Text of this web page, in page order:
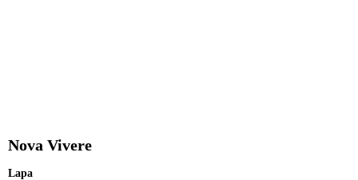
Nova Vivere
Lapa